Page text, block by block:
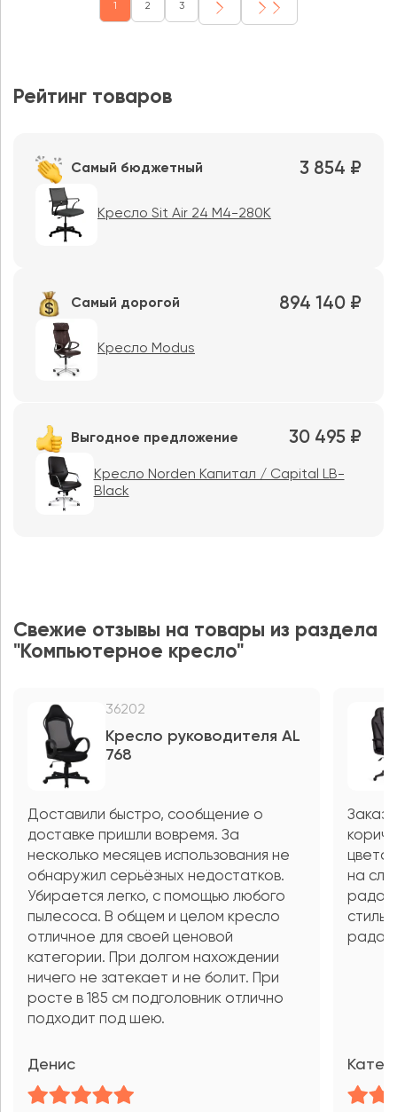
1 2 3
Рейтинг товаров
Самый бюджетный 3 854 ₽
Кресло Sit Air 24 M4-280K
Самый дорогой 894 140 ₽
Кресло Modus
Выгодное предложение 30 495 ₽
Кресло Norden Капитал / Capital LB-
Black
Свежие отзывы на товары из раздела
"Компьютерное кресло"
36202
Кресло руководителя AL
768
Доставили быстро, сообщение о
доставке пришли вовремя. За
несколько месяцев использования не
обнаружил серьёзных недостатков.
Убирается легко, с помощью любого
пылесоса. В общем и целом кресло
отличное для своей ценовой
категории. При долгом нахождении
ничего не затекает и не болит. При
росте в 185 см подголовник отлично
подходит под шею.
Денис
на
рада,